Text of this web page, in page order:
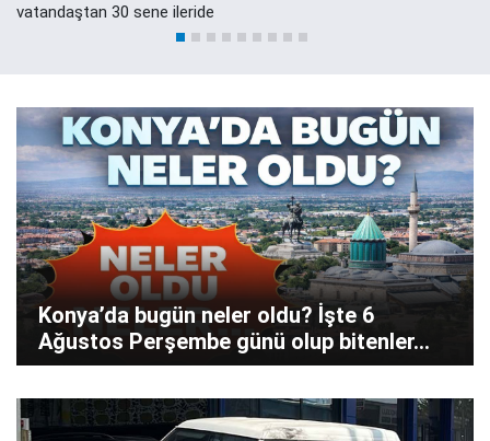
vatandaştan 30 sene ileride
Konyalı Damadı Ali Zeki Efendi
Konya’da bugün neler oldu? İşte 6
Ağustos Perşembe günü olup bitenler…